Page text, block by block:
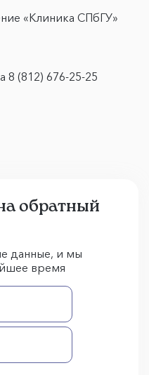
«Клиника СПбГУ»
8 (812) 676-25-25
обратный
данные, и мы
время